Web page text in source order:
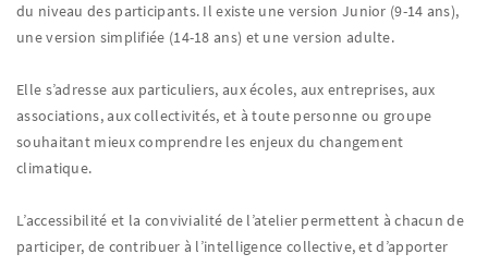
du niveau des participants. Il existe une version Junior (9-14 ans),
une version simplifiée (14-18 ans) et une version adulte.
Elle s’adresse aux particuliers, aux écoles, aux entreprises, aux
associations, aux collectivités, et à toute personne ou groupe
souhaitant mieux comprendre les enjeux du changement
climatique.
L’accessibilité et la convivialité de l’atelier permettent à chacun de
participer, de contribuer à l’intelligence collective, et d’apporter